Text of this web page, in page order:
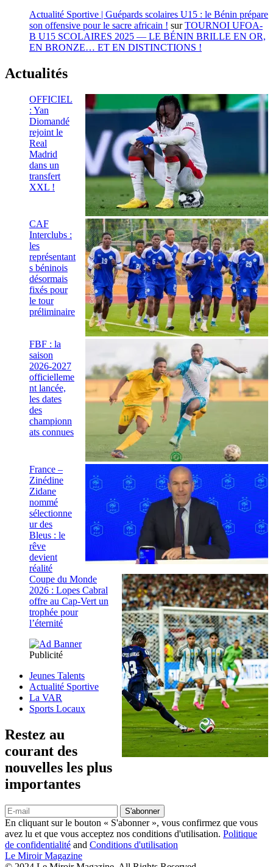
Actualité Sportive | Guépards scolaires U15 : le Bénin prépare
son offensive pour le sacre africain ! surTOURNOI UFOA-
B U15 SCOLAIRES 2025 — LE BÉNIN BRILLE EN OR,
EN BRONZE… ET EN DISTINCTIONS !
Actualités
OFFICIEL
: Yan
Diomandé
rejoint le
Real
Madrid
dans un
transfert
XXL !
CAF
Interclubs :
les
représentant
s béninois
désormais
fixés pour
le tour
préliminaire
FBF : la
saison
2026-2027
officielleme
nt lancée,
les dates
des
championn
ats connues
France –
Zinédine
Zidane
nommé
sélectionne
ur des
Bleus : le
rêve
devient
réalité
Coupe du Monde
2026 : Lopes Cabral
offre au Cap-Vert un
trophée pour
l’éternité
Publicité
Jeunes Talents
Actualité Sportive
La VAR
Sports Locaux
Restez au
courant des
nouvelles les plus
importantes
S'abonner
En cliquant sur le bouton « S'abonner », vous confirmez que vous
avez lu et que vous acceptez nos conditions d'utilisation. Politique
de confidentialité and Conditions d'utilisation
Le Miroir Magazine